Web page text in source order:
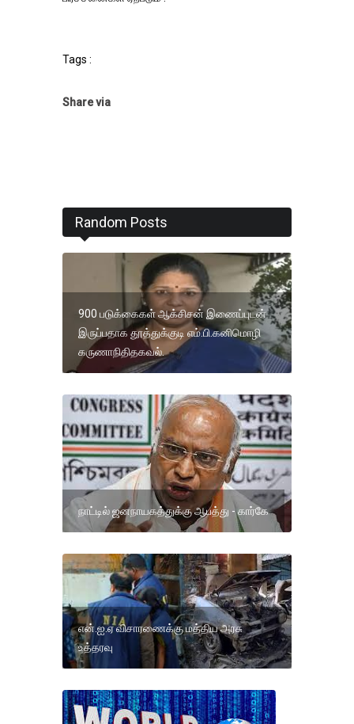
Tags :
Share via
Random Posts
900 படுக்கைகள் ஆக்சிசன் இணைப்புடன்
இருப்பதாக தூத்துக்குடி எம்.பி.கனிமொழி
கருணாநிதிதகவல்.
நாட்டில் ஜனநாயகத்துக்கு ஆபத்து - கார்கே
என்.ஐ.ஏ விசாரணைக்கு மத்திய அரசு
உத்தரவு